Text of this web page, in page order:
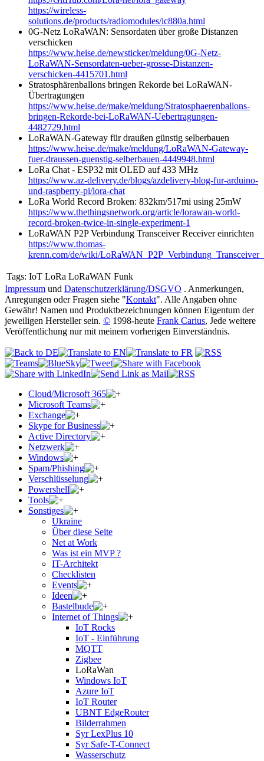
https://wireless-
solutions.de/products/radiomodules/ic880a.html
0G-Netz LoRaWAN: Sensordaten über große Distanzen
verschicken
https://www.heise.de/newsticker/meldung/0G-Netz-
LoRaWAN-Sensordaten-ueber-grosse-Distanzen-
verschicken-4415701.html
Stratosphärenballons bringen Rekorde bei LoRaWAN-
Übertragungen
https://www.heise.de/make/meldung/Stratosphaerenballons-
bringen-Rekorde-bei-LoRaWAN-Uebertragungen-
4482729.html
LoRaWAN-Gateway für draußen günstig selberbauen
https://www.heise.de/make/meldung/LoRaWAN-Gateway-
fuer-draussen-guenstig-selberbauen-4449948.html
LoRa Chat - ESP32 mit OLED auf 433 MHz
https://www.az-delivery.de/blogs/azdelivery-blog-fur-arduino-
und-raspberry-pi/lora-chat
LoRa World Record Broken: 832km/517mi using 25mW
https://www.thethingsnetwork.org/article/lorawan-world-
record-broken-twice-in-single-experiment-1
LoRaWAN P2P Verbindung Transceiver Receiver einrichten
https://www.thomas-
krenn.com/de/wiki/
Tags: IoT LoRa LoRaWAN Funk
Impressum und Datenschutzerklärung/DSGVO . Anmerkungen,
Anregungen oder Fragen siehe "Kontakt". Alle Angaben ohne
Gewähr! Namen und Produktbezeichnungen können Eigentum der
jeweiligen Hersteller sein. © 1998-heute Frank Carius, Jede weitere
Veröffentlichung nur mit meinem vorherigen Einverständnis.
Cloud/Microsoft 365
Microsoft Teams
Exchange
Skype for Business
Active Directory
Netzwerk
Windows
Spam/Phishing
Verschlüsselung
Powershell
Tools
Sonstiges
Ukraine
Über diese Seite
Net at Work
Was ist ein MVP ?
IT-Architekt
Checklisten
Events
Ideen
Bastelbude
Internet of Things
IoT Rocks
IoT - Einführung
MQTT
Zigbee
LoRaWan
Windows IoT
Azure IoT
IoT Router
UBNT EdgeRouter
Bilderrahmen
Syr LexPlus 10
Syr Safe-T-Connect
Wasserschutz